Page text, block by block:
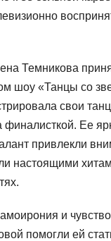
Темникова
шоу «Танцы со
свои
финалисткой. Ее
привлекли
настоящими
и
помогли ей